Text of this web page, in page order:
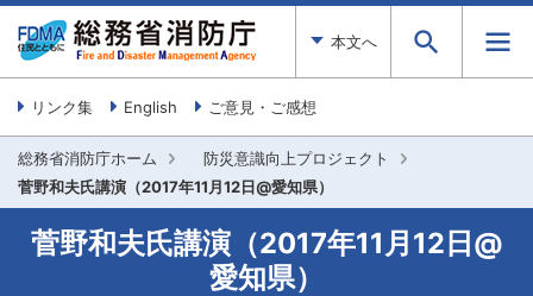
本文へ
リンク集 English ご意見・ご感想
総務省消防庁ホーム
防災意識向上プロジェクト
菅野和夫氏講演（2017年11月12日@愛知県）
菅野和夫氏講演（2017年11月12日@
愛知県）